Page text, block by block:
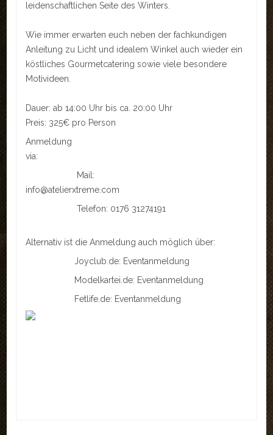
AKTUELLES
leidenschaftlichen Seite des Winters.
Wie immer erwarten euch neben der fachkundigen
Anleitung zu Licht und idealem Winkel auch wieder ein
köstliches Gourmetcatering sowie viele besondere
Motivideen.
Dauer: ab 14:00 Uhr bis ca. 20:00 Uhr
Preis: 325€ pro Person
Anmeldung
via:
Mail:
info@atelierxtreme.com
Telefon: 0176 31274191
Alternativ ist die Anmeldung auch möglich über:
Joyclub.de: Eventanmeldung
Modelkartei.de: Eventanmeldung
Fetlife.de: Eventanmeldung